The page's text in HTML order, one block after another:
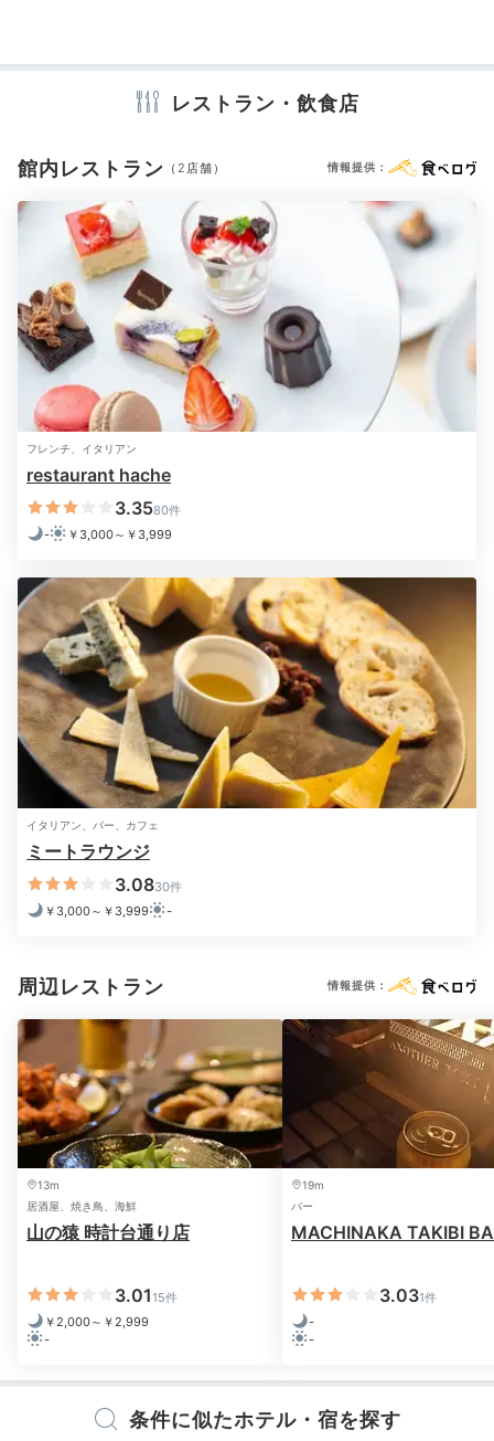
夜はお部屋でごろごろタイム。客室のベッドは全て「シ
モンズ」社製です。羽毛布団を使うデュベスタイルなの
で、ふかふかの寝心地が体感できますよ。一部客室から
は札幌のシンボルの時計台も見える夜景を楽しめます。
moyumoyu0462
ホテル周辺は飲食店やコンビニも充実しているのでとっても便利で
屋でくつろぎました。
2日目
Morning
07:00
朝の眠気を
シャワーで洗い流して
プレミア＆スタイリッシュルーム 洗
朝食を食べに行く前に、シャワーを浴びて身支度をしま
しょう。お風呂タイプは客室によって札幌の街が望める
Breakfast
08:00
ドライヤー 電気ポット 加湿器
レストラン・飲食店
館内レストラン （2店舗） 情報提供：
フレンチ、イタリアン
restaurant hache
3.3580件
-
￥3,000～￥3,999
イタリアン、バー、カフェ
ミートラウンジ
3.0830件
￥3,000～￥3,999
-
周辺レストラン 情報提供：
13m
居酒屋、焼き鳥、海鮮
山の猿 時計台通り店
3.0115件
￥2,000～￥2,999
-
19m
バー
MACHINAKA TAKIBI
3.031件
-
-
条件に似たホテル・宿を探す